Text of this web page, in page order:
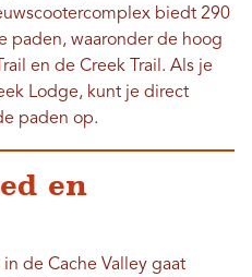
biedt 290
paden, waaronder de hoog
en de Creek Trail. Als je
Lodge, kunt je direct
paden op.
en
de Cache Valley gaat